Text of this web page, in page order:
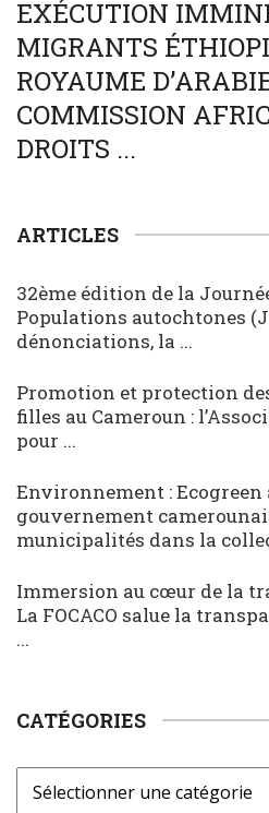
EXÉCUTION
MIGRANTS
ROYAUME
COMMISSION
DROITS ...
ARTICLES
32ème édition de la
Populations autochtones
dénonciations, la ...
Promotion et protection
filles au Cameroun :
pour ...
Environnement : Ecogreen
gouvernement
municipalités dans la
Immersion au cœur de la
La FOCACO salue la
...
CATÉGORIES